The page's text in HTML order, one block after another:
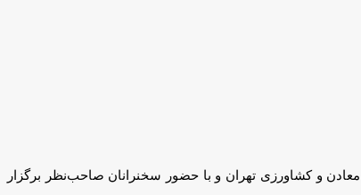
و کشاورزی تهران و با حضور سخنرانان صاحب‌نظر برگزار